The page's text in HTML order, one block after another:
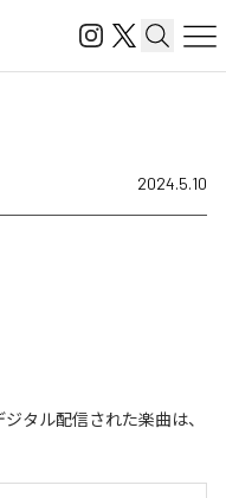
2024.5.10
ジタル配信された楽曲は、